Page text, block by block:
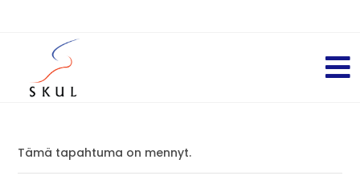
Tämä tapahtuma on mennyt.